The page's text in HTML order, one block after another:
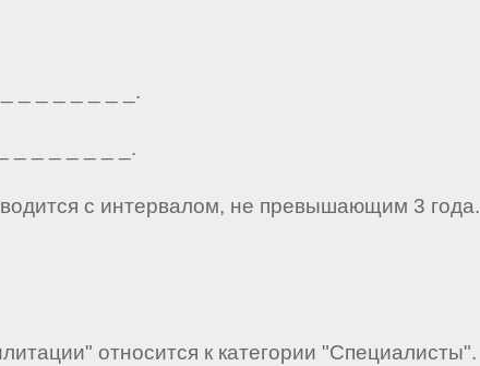
_ _ _ _ _ _ _.
_ _ _ _ _ _ _.
с интервалом, не превышающим 3 года.
относится к категории "Специалисты".